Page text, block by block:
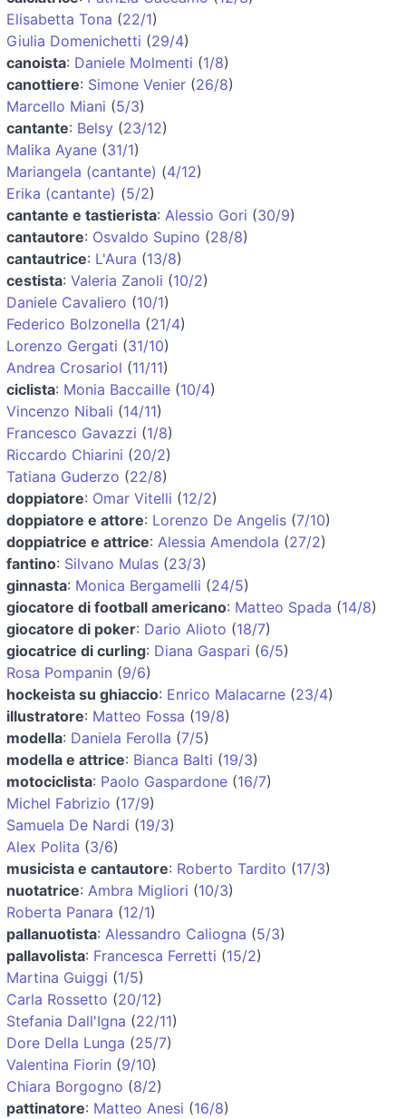
Elisabetta Tona (22/1)
Giulia Domenichetti (29/4)
canoista: Daniele Molmenti (1/8)
canottiere: Simone Venier (26/8)
Marcello Miani (5/3)
cantante: Belsy (23/12)
Malika Ayane (31/1)
Mariangela (cantante) (4/12)
Erika (cantante) (5/2)
cantante e tastierista: Alessio Gori (30/9)
cantautore: Osvaldo Supino (28/8)
cantautrice: L'Aura (13/8)
cestista: Valeria Zanoli (10/2)
Daniele Cavaliero (10/1)
Federico Bolzonella (21/4)
Lorenzo Gergati (31/10)
Andrea Crosariol (11/11)
ciclista: Monia Baccaille (10/4)
Vincenzo Nibali (14/11)
Francesco Gavazzi (1/8)
Riccardo Chiarini (20/2)
Tatiana Guderzo (22/8)
doppiatore: Omar Vitelli (12/2)
doppiatore e attore: Lorenzo De Angelis (7/10)
doppiatrice e attrice: Alessia Amendola (27/2)
fantino: Silvano Mulas (23/3)
ginnasta: Monica Bergamelli (24/5)
giocatore di football americano: Matteo Spada (14/8)
giocatore di poker: Dario Alioto (18/7)
giocatrice di curling: Diana Gaspari (6/5)
Rosa Pompanin (9/6)
hockeista su ghiaccio: Enrico Malacarne (23/4)
illustratore: Matteo Fossa (19/8)
modella: Daniela Ferolla (7/5)
modella e attrice: Bianca Balti (19/3)
motociclista: Paolo Gaspardone (16/7)
Michel Fabrizio (17/9)
Samuela De Nardi (19/3)
Alex Polita (3/6)
musicista e cantautore: Roberto Tardito (17/3)
nuotatrice: Ambra Migliori (10/3)
Roberta Panara (12/1)
pallanuotista: Alessandro Caliogna (5/3)
pallavolista: Francesca Ferretti (15/2)
Martina Guiggi (1/5)
Carla Rossetto (20/12)
Stefania Dall'Igna (22/11)
Dore Della Lunga (25/7)
Valentina Fiorin (9/10)
Chiara Borgogno (8/2)
pattinatore: Matteo Anesi (16/8)